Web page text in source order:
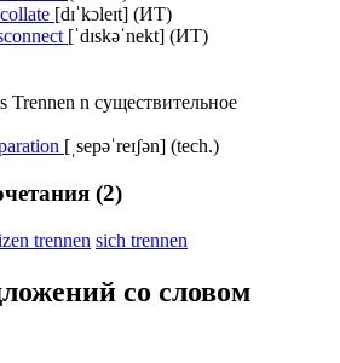
[dɪˈkɔleɪt] (ИТ)
[ˈdɪskəˈnekt] (ИТ)
Trennen n существительное
[ˌsepəˈreɪʃən] (tech.)
(2)
trennen sich trennen
со словом